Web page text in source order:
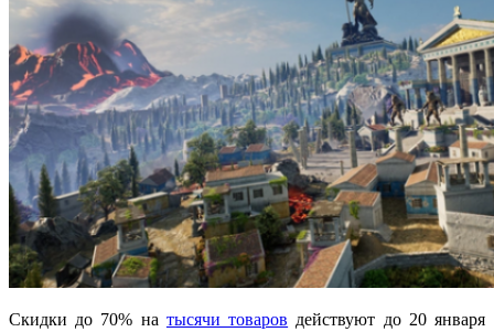
Скидки до 70% на тысячи товаров действуют до 20 января